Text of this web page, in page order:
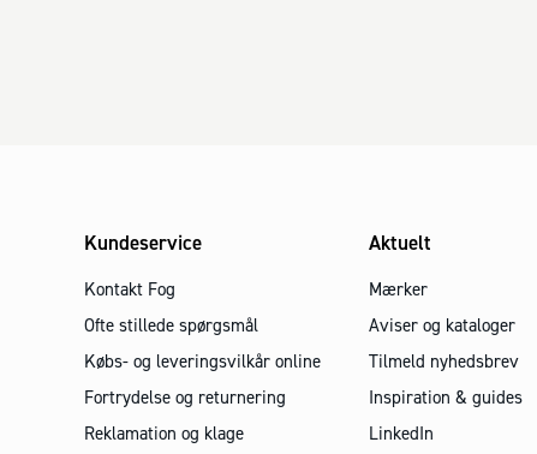
Kundeservice
Kontakt Fog
Ofte stillede spørgsmål
Købs- og leveringsvilkår online
Fortrydelse og returnering
Reklamation og klage
Aktuelt
Mærker
Aviser og kataloger
Tilmeld nyhedsbrev
Inspiration & guides
LinkedIn